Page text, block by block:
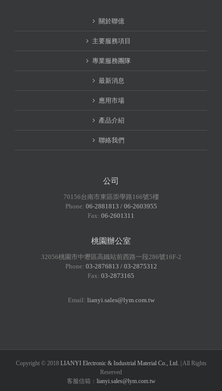
關於聯億
主要服務項目
專業服務團隊
最新消息
應用市場
產品介紹
聯絡我們
公司
70156台南市東區崇學路166號5樓
Phone: 06-2881813 / 06-2603955
Fax: 06-2601311
桃園辦公室
32056桃園市中壢區高鐵站前西路一段286號16F-2
Phone: 03-2876813 / 03-2875312
Fax: 03-2873165
Email: lianyi.sales@lym.com.tw
Copyright © 2018 LIANYI Electronic & Industrial Material Co., Ltd. | All Rights
Reserved
客服信箱： lianyi.sales@lym.com.tw